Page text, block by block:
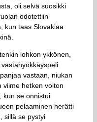
oli selvä suosikki
odotettiin
kun taas Slovakiaa
lohkon ykkönen,
vastaan, niukan
viime hetken voiton
kun se onnistui
pelaaminen herätti
sillä se pystyi